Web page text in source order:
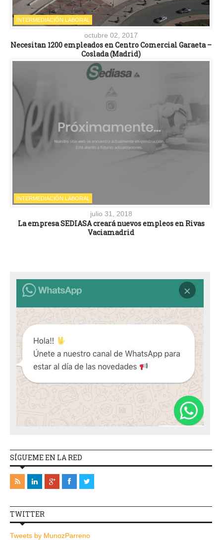
INTERMEDIACIÓN LABORAL
octubre 02, 2017
Necesitan 1200 empleados en Centro Comercial Garaeta –
Coslada (Madrid)
INTERMEDIACIÓN LABORAL
julio 31, 2018
La empresa SEDIASA creará nuevos empleos en Rivas
Vaciamadrid
SÍGUEME EN LA RED
TWITTER
Tweets by MunozParreno